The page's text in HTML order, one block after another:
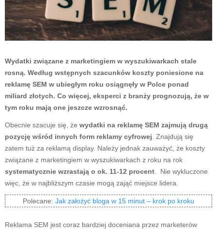
Wydatki związane z marketingiem w wyszukiwarkach stale
rosną. Według wstępnych szacunków koszty poniesione na
reklamę SEM w ubiegłym roku osiągnęły w Polce ponad
miliard złotych. Co więcej, eksperci z branży prognozują, że w
tym roku mają one jeszcze wzrosnąć.
Obecnie szacuje się, że wydatki na reklamę SEM zajmują drugą
pozycję wśród innych form reklamy cyfrowej . Znajdują się
zatem tuż za reklamą display. Należy jednak zauważyć, że koszty
związane z marketingiem w wyszukiwarkach z roku na rok
systematycznie wzrastają o ok. 11-12 procent . Nie wykluczone
więc, że w najbliższym czasie mogą zająć miejsce lidera.
Polecane: Jak założyć bloga w 15 minut – krok po kroku
Reklama SEM jest coraz bardziej doceniana przez marketerów